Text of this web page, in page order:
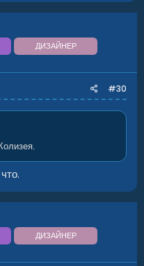
ДИЗАЙНЕР
#30
ДИЗАЙНЕР